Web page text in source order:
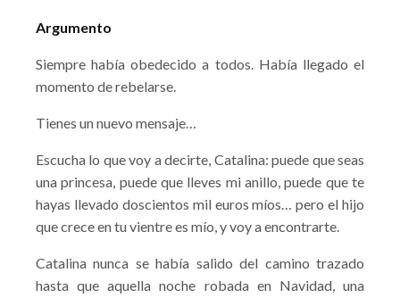
Argumento
Siempre había obedecido a todos. Había llegado el
momento de rebelarse.
Tienes un nuevo mensaje…
Escucha lo que voy a decirte, Catalina: puede que seas
una princesa, puede que lleves mi anillo, puede que te
hayas llevado doscientos mil euros míos… pero el hijo
que crece en tu vientre es mío, y voy a encontrarte.
Catalina nunca se había salido del camino trazado
hasta que aquella noche robada en Navidad, una